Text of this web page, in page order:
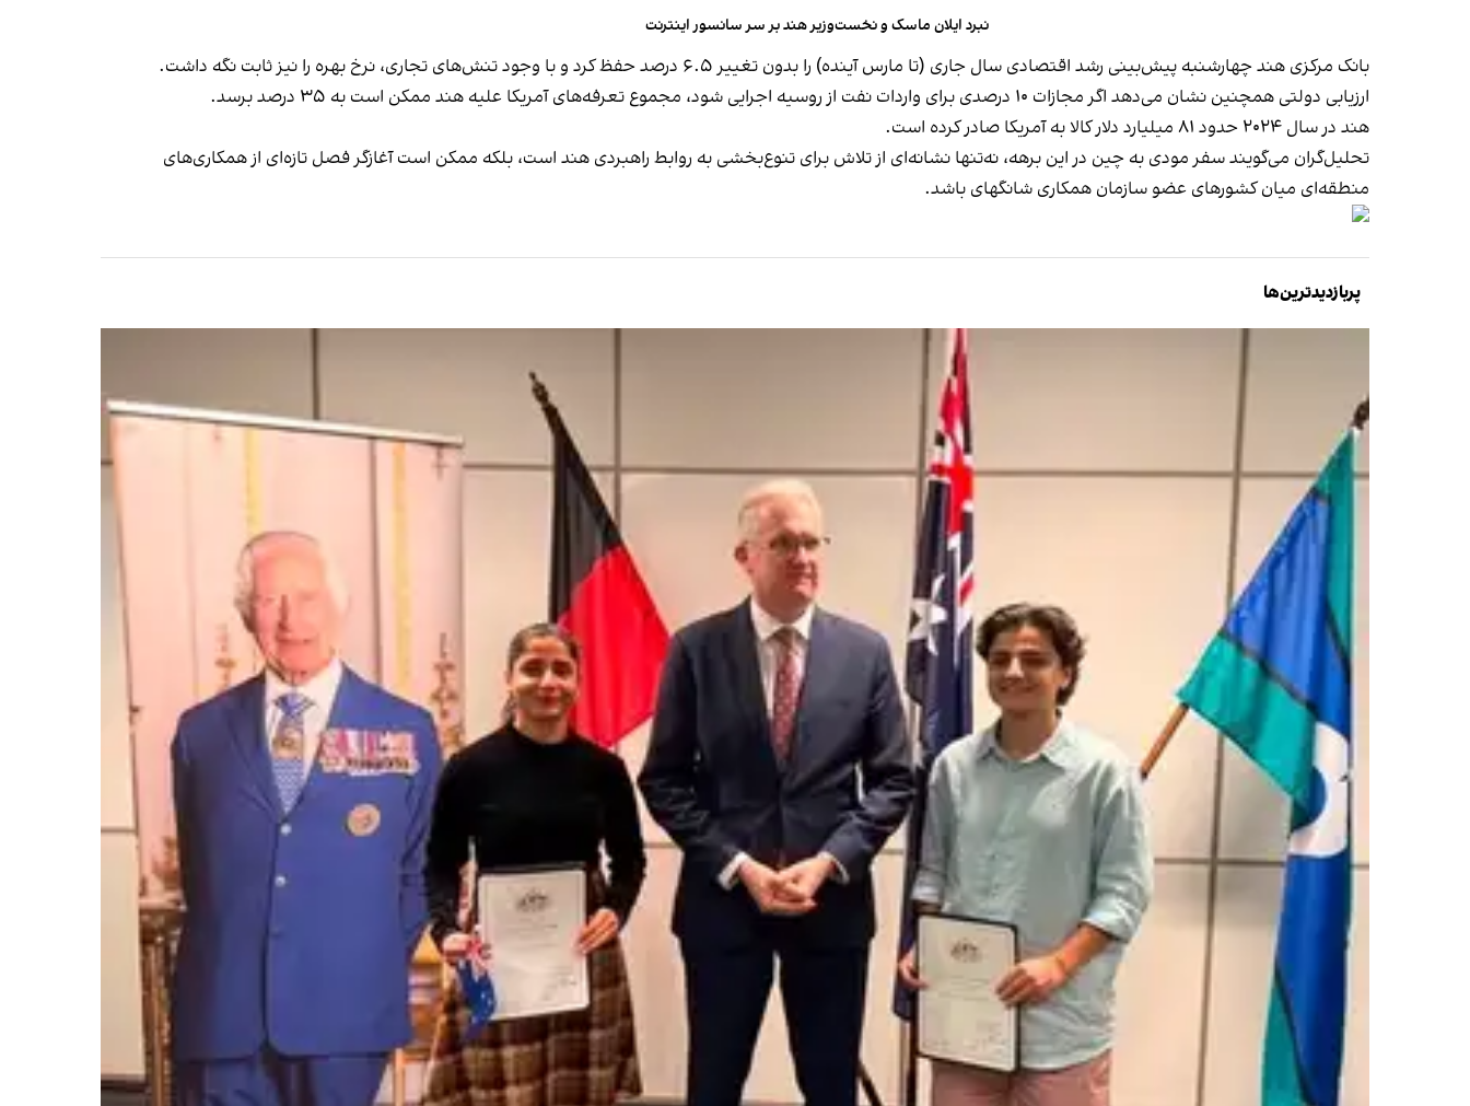
نبرد ایلان ماسک و نخست‌وزیر هند بر سر سانسور اینترنت
بانک مرکزی هند چهارشنبه پیش‌بینی رشد اقتصادی سال جاری (تا مارس آینده) را بدون تغییر ۶.۵ درصد حفظ کرد و با وجود تنش‌های تجاری، نرخ بهره را نیز ثابت نگه داشت.
ارزیابی دولتی همچنین نشان می‌دهد اگر مجازات ۱۰ درصدی برای واردات نفت از روسیه اجرایی شود، مجموع تعرفه‌های آمریکا علیه هند ممکن است به ۳۵ درصد برسد.
هند در سال ۲۰۲۴ حدود ۸۱ میلیارد دلار کالا به آمریکا صادر کرده است.
تحلیل‌گران می‌گویند سفر مودی به چین در این برهه، نه‌تنها نشانه‌ای از تلاش برای تنوع‌بخشی به روابط راهبردی هند است، بلکه ممکن است آغازگر فصل تازه‌ای از همکاری‌های
منطقه‌ای میان کشورهای عضو سازمان همکاری شانگهای باشد.
پربازدیدترین‌ها